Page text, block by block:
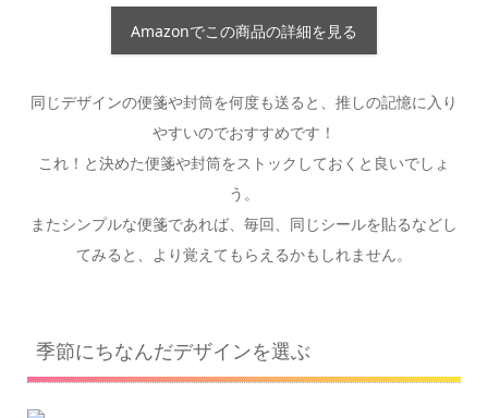
Amazonでこの商品の詳細を見る
同じデザインの便箋や封筒を何度も送ると、推しの記憶に入り
やすいのでおすすめです！
これ！と決めた便箋や封筒をストックしておくと良いでしょ
う。
またシンプルな便箋であれば、毎回、同じシールを貼るなどし
てみると、より覚えてもらえるかもしれません。
季節にちなんだデザインを選ぶ